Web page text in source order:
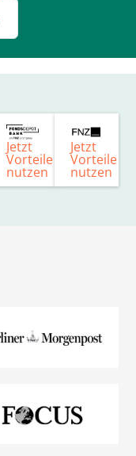
Jetzt
Vorteile
nutzen
Jetzt
Vorteile
nutzen